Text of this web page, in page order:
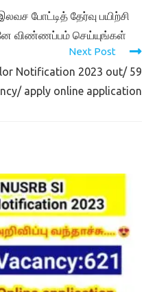
போட்டித் தேர்வு பயிற்சி
விண்ணப்பம் செய்யுங்கள்
Next Post
Notification 2023 out/ 59
apply online application